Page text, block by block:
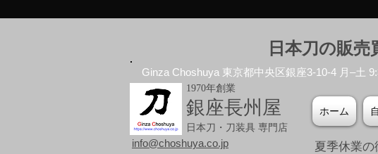
日本刀の販
Ginza Choshuya 東京都中央区銀座3-10-4 月–土
1970年創業
銀座長州屋
日本刀・刀装具 専門店
ホーム
info@choshuya.co.jp
夏季休業の